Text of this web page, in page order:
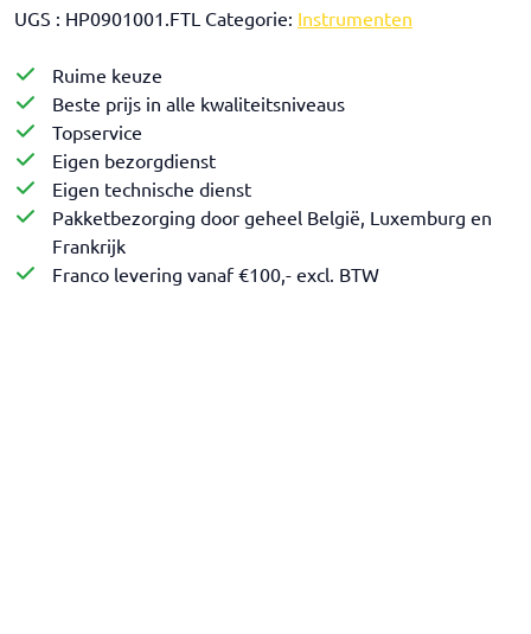
UGS : HP0901001.FTL Categorie: Instrumenten
Ruime keuze
Beste prijs in alle kwaliteitsniveaus
Topservice
Eigen bezorgdienst
Eigen technische dienst
Pakketbezorging door geheel België, Luxemburg en
Frankrijk
Franco levering vanaf €100,- excl. BTW